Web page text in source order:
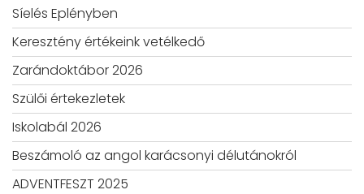
Síelés Eplényben
Keresztény értékeink vetélkedő
Zarándoktábor 2026
Szülői értekezletek
Iskolabál 2026
Beszámoló az angol karácsonyi délutánokról
ADVENTFESZT 2025